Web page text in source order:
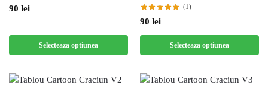
90 lei
Selecteaza optiunea
(1)
90 lei
Selecteaza optiunea